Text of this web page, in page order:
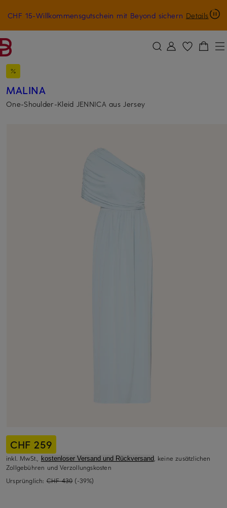
ZUM HAUPTINHALT ÜBERSPRINGEN ZUM SUCHFELD ÜBERSPRINGEN
CHF 15-Willkommensgutschein mit Beyond sichern Details
MALINA
One-Shoulder-Kleid JENNICA aus Jersey
CHF 259
inkl. MwSt., kostenloser Versand und Rückversand, keine zusätzlichen
Zollgebühren und Verzollungskosten
Ursprünglich: CHF 430 (-39%)